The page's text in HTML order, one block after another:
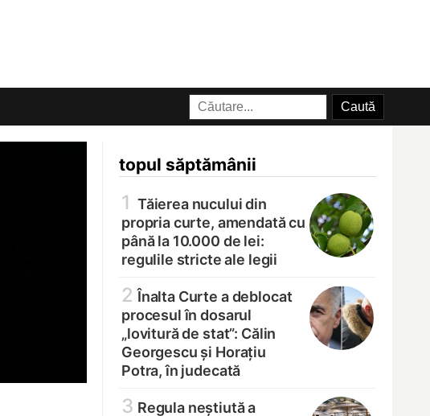
topul săptămânii
1 Tăierea nucului din
propria curte, amendată cu
până la 10.000 de lei:
regulile stricte ale legii
2 Înalta Curte a deblocat
procesul în dosarul
„lovitură de stat”: Călin
Georgescu și Horațiu
Potra, în judecată
3 Regula neștiută a